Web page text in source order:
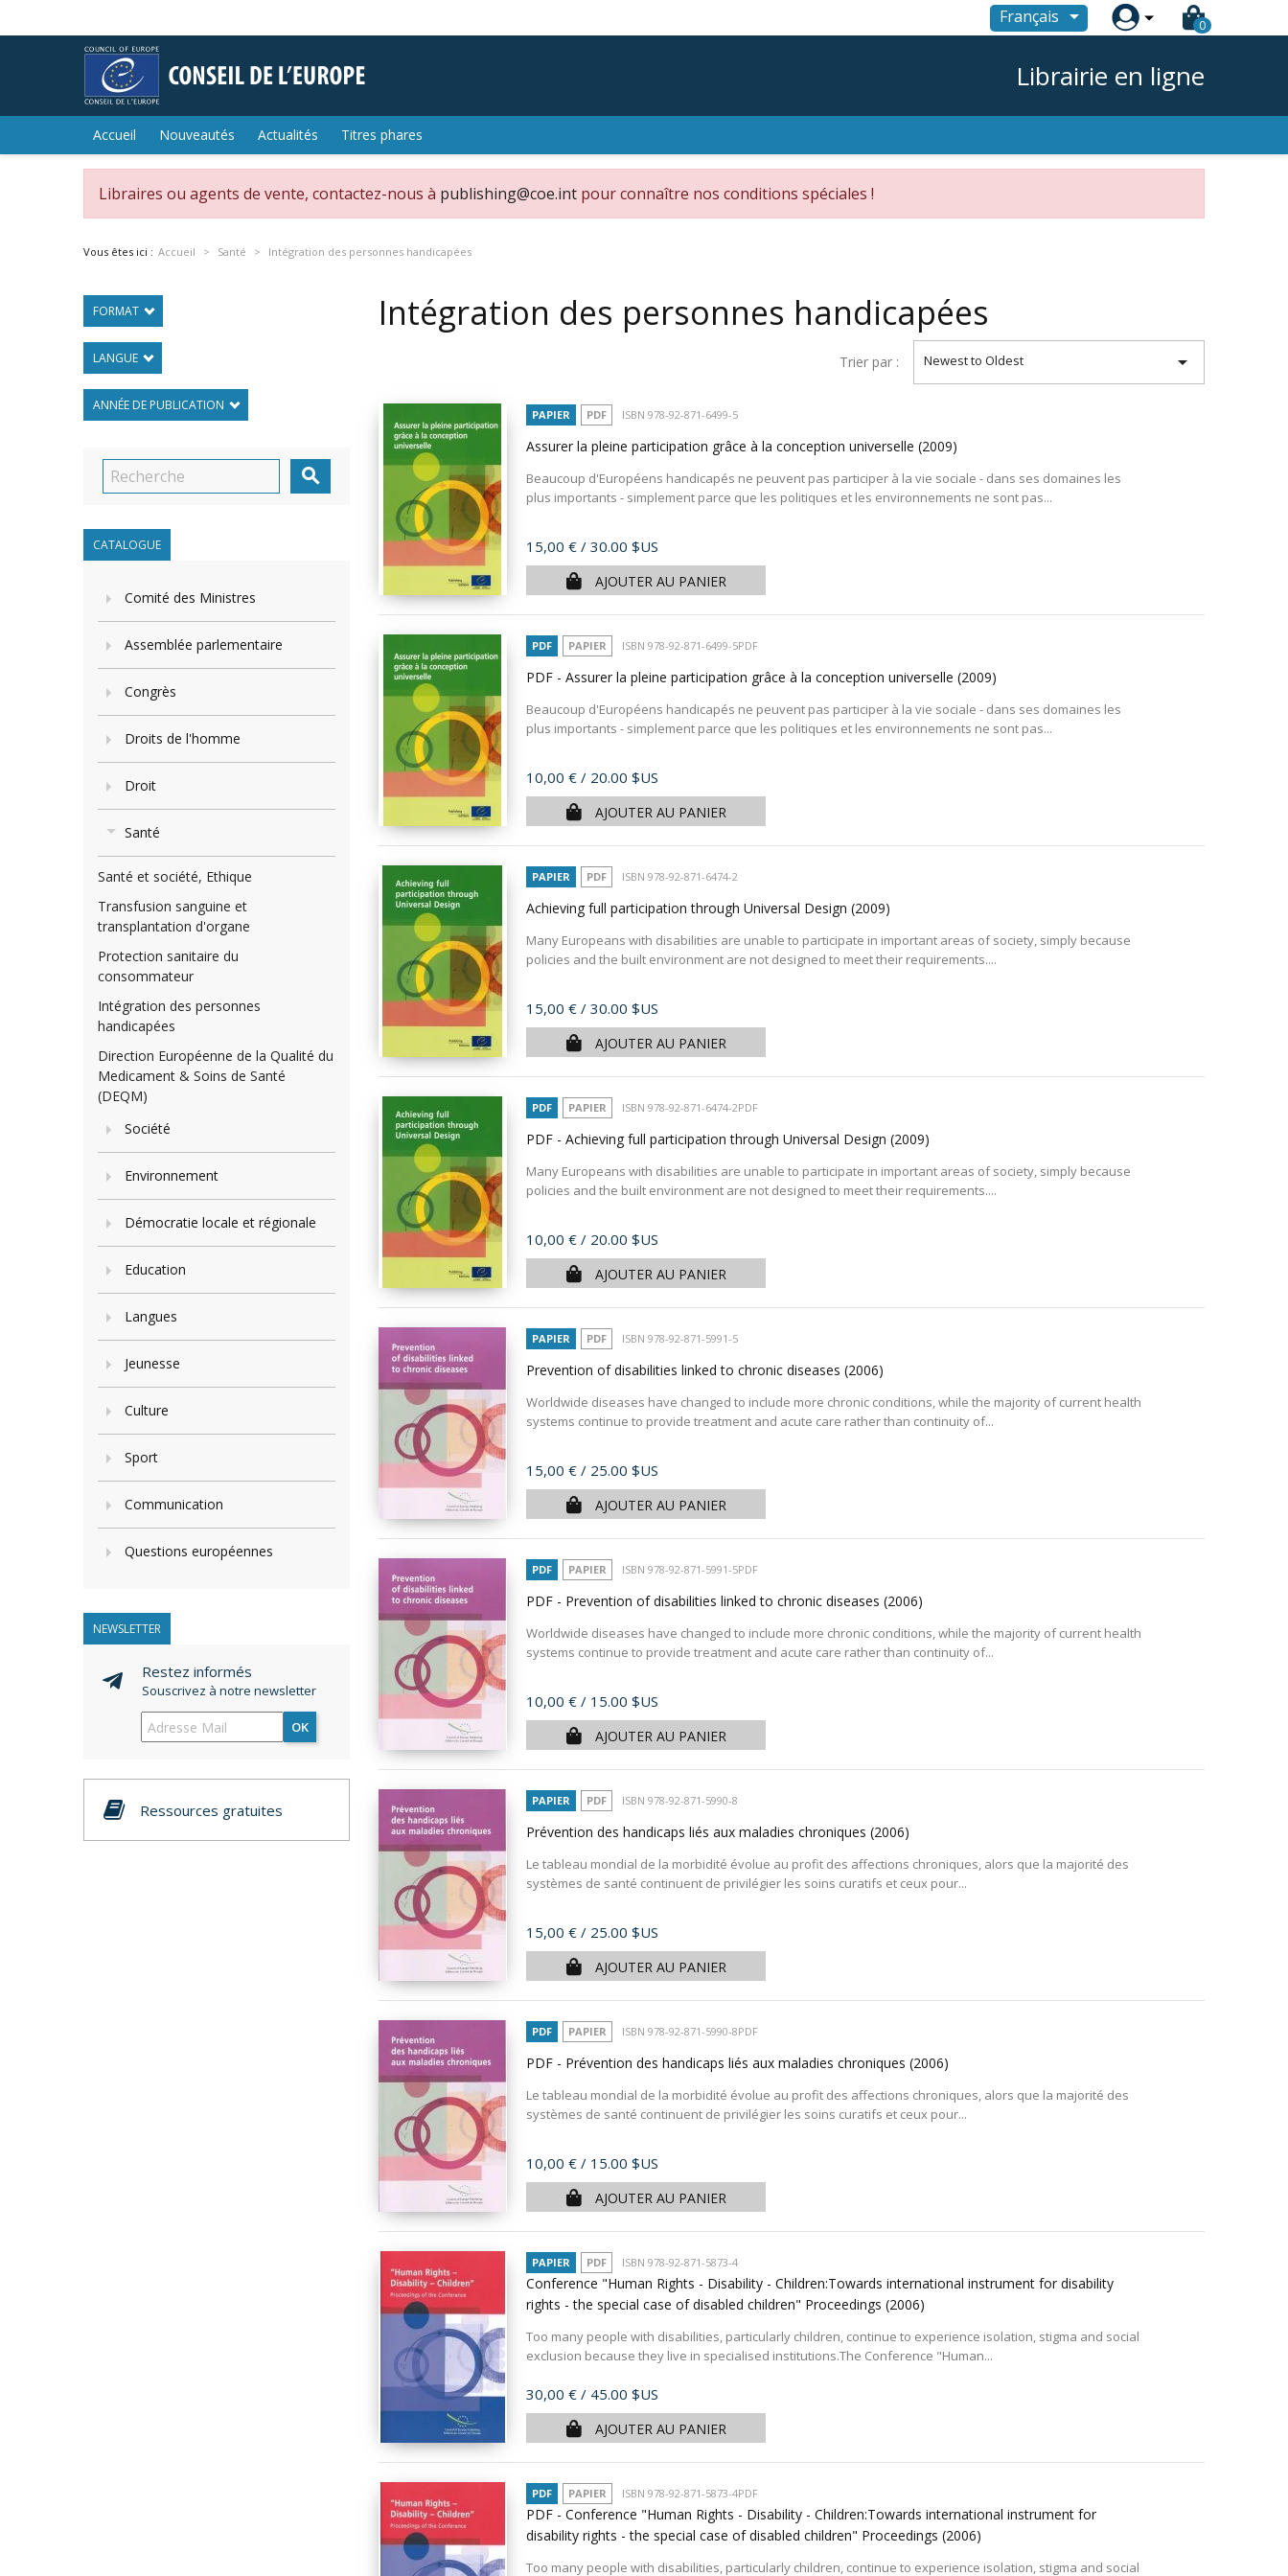
Français  0
Librairie en ligne
Accueil Nouveautés Actualités Titres phares
Libraires ou agents de vente, contactez-nous à publishing@coe.int pour connaître nos conditions spéciales !
Vous êtes ici : Accueil Santé Intégration des personnes handicapées
FORMAT
LANGUE
ANNÉE DE PUBLICATION

CATALOGUE
Comité des Ministres
Assemblée parlementaire
Congrès
Droits de l'homme
Droit
Santé
Santé et société, Ethique
Transfusion sanguine et
transplantation d'organe
Protection sanitaire du
consommateur
Intégration des personnes
handicapées
Direction Européenne de la Qualité du
Medicament & Soins de Santé
(DEQM)
Société
Environnement
Démocratie locale et régionale
Education
Langues
Jeunesse
Culture
Sport
Communication
Questions européennes
NEWSLETTER
Restez informés
Souscrivez à notre newsletter
OK
Ressources gratuites
Intégration des personnes handicapées
Trier par : Newest to Oldest 
PAPIER PDF ISBN 978-92-871-6499-5
Assurer la pleine participation grâce à la conception universelle (2009)
Beaucoup d'Européens handicapés ne peuvent pas participer à la vie sociale - dans ses domaines les
plus importants - simplement parce que les politiques et les environnements ne sont pas...
Prix
15,00 € / 30.00 $US
AJOUTER AU PANIER
PDF PAPIER ISBN 978-92-871-6499-5PDF
PDF - Assurer la pleine participation grâce à la conception universelle (2009)
Beaucoup d'Européens handicapés ne peuvent pas participer à la vie sociale - dans ses domaines les
plus importants - simplement parce que les politiques et les environnements ne sont pas...
Prix
10,00 € / 20.00 $US
AJOUTER AU PANIER
PAPIER PDF ISBN 978-92-871-6474-2
Achieving full participation through Universal Design (2009)
Many Europeans with disabilities are unable to participate in important areas of society, simply because
policies and the built environment are not designed to meet their requirements....
Prix
15,00 € / 30.00 $US
AJOUTER AU PANIER
PDF PAPIER ISBN 978-92-871-6474-2PDF
PDF - Achieving full participation through Universal Design (2009)
Many Europeans with disabilities are unable to participate in important areas of society, simply because
policies and the built environment are not designed to meet their requirements....
Prix
10,00 € / 20.00 $US
AJOUTER AU PANIER
PAPIER PDF ISBN 978-92-871-5991-5
Prevention of disabilities linked to chronic diseases (2006)
Worldwide diseases have changed to include more chronic conditions, while the majority of current health
systems continue to provide treatment and acute care rather than continuity of...
Prix
15,00 € / 25.00 $US
AJOUTER AU PANIER
PDF PAPIER ISBN 978-92-871-5991-5PDF
PDF - Prevention of disabilities linked to chronic diseases (2006)
Worldwide diseases have changed to include more chronic conditions, while the majority of current health
systems continue to provide treatment and acute care rather than continuity of...
Prix
10,00 € / 15.00 $US
AJOUTER AU PANIER
PAPIER PDF ISBN 978-92-871-5990-8
Prévention des handicaps liés aux maladies chroniques (2006)
Le tableau mondial de la morbidité évolue au profit des affections chroniques, alors que la majorité des
systèmes de santé continuent de privilégier les soins curatifs et ceux pour...
Prix
15,00 € / 25.00 $US
AJOUTER AU PANIER
PDF PAPIER ISBN 978-92-871-5990-8PDF
PDF - Prévention des handicaps liés aux maladies chroniques (2006)
Le tableau mondial de la morbidité évolue au profit des affections chroniques, alors que la majorité des
systèmes de santé continuent de privilégier les soins curatifs et ceux pour...
Prix
10,00 € / 15.00 $US
AJOUTER AU PANIER
PAPIER PDF ISBN 978-92-871-5873-4
Conference "Human Rights - Disability - Children:Towards international instrument for disability
rights - the special case of disabled children" Proceedings (2006)
Too many people with disabilities, particularly children, continue to experience isolation, stigma and social
exclusion because they live in specialised institutions.The Conference "Human...
Prix
30,00 € / 45.00 $US
AJOUTER AU PANIER
PDF PAPIER ISBN 978-92-871-5873-4PDF
PDF - Conference "Human Rights - Disability - Children:Towards international instrument for
disability rights - the special case of disabled children" Proceedings (2006)
Too many people with disabilities, particularly children, continue to experience isolation, stigma and social